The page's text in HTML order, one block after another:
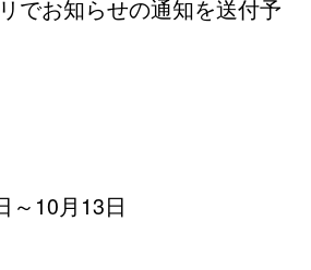
でお知らせの通知を送付予
～10月13日